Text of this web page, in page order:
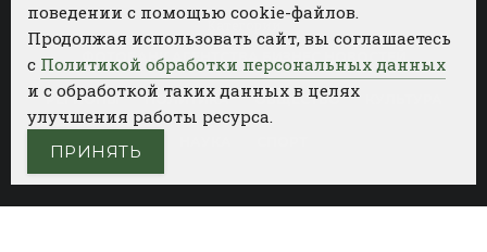
ФОТОБАНК АГЕНТСТВА БИЗНЕС НОВОСТЕЙ
РЕГИОНЫ ПОЛИТИКА ОБЩЕСТВО
поведении с помощью cookie-файлов.
Продолжая использовать сайт, вы соглашаетесь
с Политикой обработки персональных данных
и с обработкой таких данных в целях
улучшения работы ресурса.
ПРИНЯТЬ